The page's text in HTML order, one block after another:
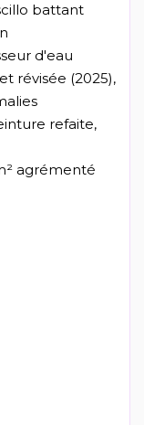
battant
d'eau
révisée (2025),
refaite,
agrémenté